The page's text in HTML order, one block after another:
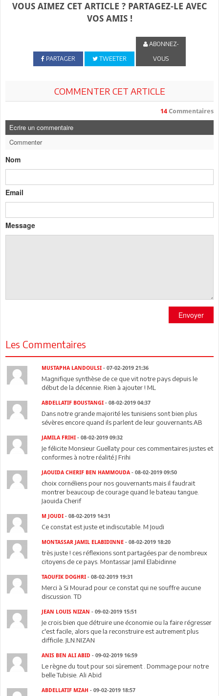
VOUS AIMEZ CET ARTICLE ? PARTAGEZ-LE AVEC
VOS AMIS !
PARTAGER TWEETER
ABONNEZ-
VOUS
COMMENTER CET ARTICLE
14 Commentaires
Ecrire un commentaire
Commenter
Nom
Email
Message
Envoyer
Les Commentaires
MUSTAPHA LANDOULSI - 07-02-2019 21:36
Magnifique synthèse de ce que vit notre pays depuis le
début de la décennie. Rien à ajouter ! ML
ABDELLATIF BOUSTANGI - 08-02-2019 04:37
Dans notre grande majorité les tunisiens sont bien plus
sévères encore quand ils parlent de leur gouvernants.AB
JAMILA FRIHI - 08-02-2019 09:32
Je félicite Monsieur Guellaty pour ces commentaires justes et
conformes à notre réalité.J Frihi
JAOUIDA CHERIF BEN HAMMOUDA- 08-02-2019 09:50
choix cornéliens pour nos gouvernants mais il faudrait
montrer beaucoup de courage quand le bateau tangue.
Jaouida Cherif
M JOUDI - 08-02-2019 14:31
Ce constat est juste et indiscutable. M Joudi
MONTASSAR JAMIL ELABIDINNE - 08-02-2019 18:20
très juste ! ces réflexions sont partagées par de nombreux
citoyens de ce pays. Montassar Jamil Elabidinne
TAOUFIK DOGHRI - 08-02-2019 19:31
Merci à Si Mourad pour ce constat qui ne souffre aucune
discussion. TD
JEAN LOUIS NIZAN - 09-02-2019 15:51
Je crois bien que détruire une économie ou la faire régresser
c'est facile, alors que la reconstruire est autrement plus
difficile. JLN.NIZAN
ANIS BEN ALI ABID - 09-02-2019 16:59
Le règne du tout pour soi sûrement . Dommage pour notre
belle Tubisie. Ali Abid
ABDELLATIF MZAH - 09-02-2019 18:57